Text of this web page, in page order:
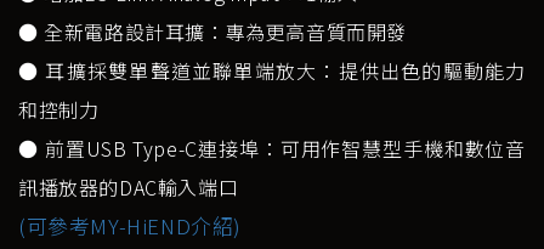
● 全新電路設計耳擴：專為更高音質而開發
● 耳擴採雙單聲道並聯單端放大：提供出色的驅動能力
和控制力
● 前置USB Type-C連接埠：可用作智慧型手機和數位音
訊播放器的DAC輸入端口
(可參考MY-HiEND介紹)